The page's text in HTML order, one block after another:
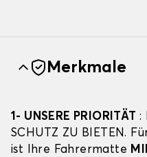
Merkmale
1- UNSERE PRIORITÄT :
SCHUTZ ZU BIETEN.
ist Ihre Fahrermatte